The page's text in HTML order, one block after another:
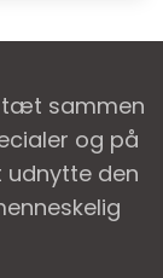
tæt sammen
og på
den